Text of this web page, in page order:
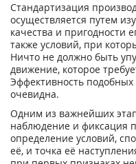
Стандартизация
осуществляется путем
качества и пригодности
также условий, при
Ничто не должно быть
движение, которое
Эффективность
очевидна.
Одним из важнейших
наблюдение и фиксация
определение условий,
её, и точка её